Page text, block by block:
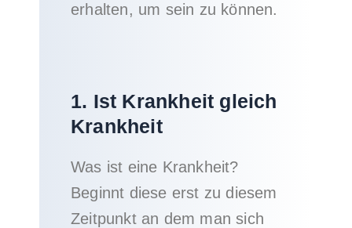
erhalten, um sein zu können.
1. Ist Krankheit gleich
Krankheit
Was ist eine Krankheit?
Beginnt diese erst zu diesem
Zeitpunkt an dem man sich